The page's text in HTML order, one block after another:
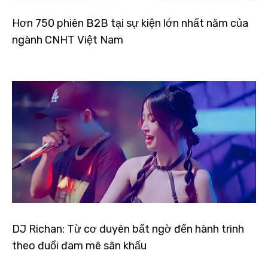
Hơn 750 phiên B2B tại sự kiện lớn nhất năm của
ngành CNHT Việt Nam
DJ Richan: Từ cơ duyên bất ngờ đến hành trình
theo đuổi đam mê sân khấu